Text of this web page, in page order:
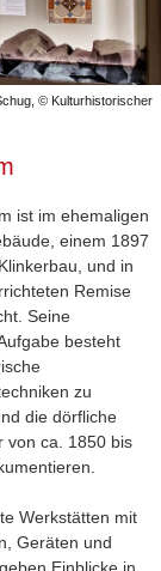
© Kulturhistorischer
ist im ehemaligen
einem 1897
und in
Remise
Seine
besteht
zu
die dörfliche
von ca. 1850 bis
Werkstätten mit
Geräten und